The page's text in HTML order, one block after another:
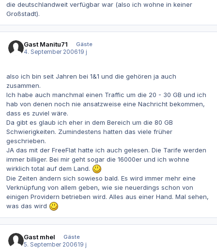
die deutschlandweit verfügbar war (also ich wohne in keiner
Großstadt).
Gast Manitu71
Gäste
4. September 200619 j
also ich bin seit Jahren bei 1&1 und die gehören ja auch
zusammen.
Ich habe auch manchmal einen Traffic um die 20 - 30 GB und ich
hab von denen noch nie ansatzweise eine Nachricht bekommen,
dass es zuviel wäre.
Da gibt es glaub ich eher in dem Bereich um die 80 GB
Schwierigkeiten. Zumindestens hatten das viele früher
geschrieben.
JA das mit der FreeFlat hatte ich auch gelesen. Die Tarife werden
immer billiger. Bei mir geht sogar die 16000er und ich wohne
wirklich total auf dem Land.
Die Zeiten ändern sich sowieso bald. Es wird immer mehr eine
Verknüpfung von allem geben, wie sie neuerdings schon von
einigen Providern betrieben wird. Alles aus einer Hand. Mal sehen,
was das wird
Gast mhel
Gäste
5. September 200619 j